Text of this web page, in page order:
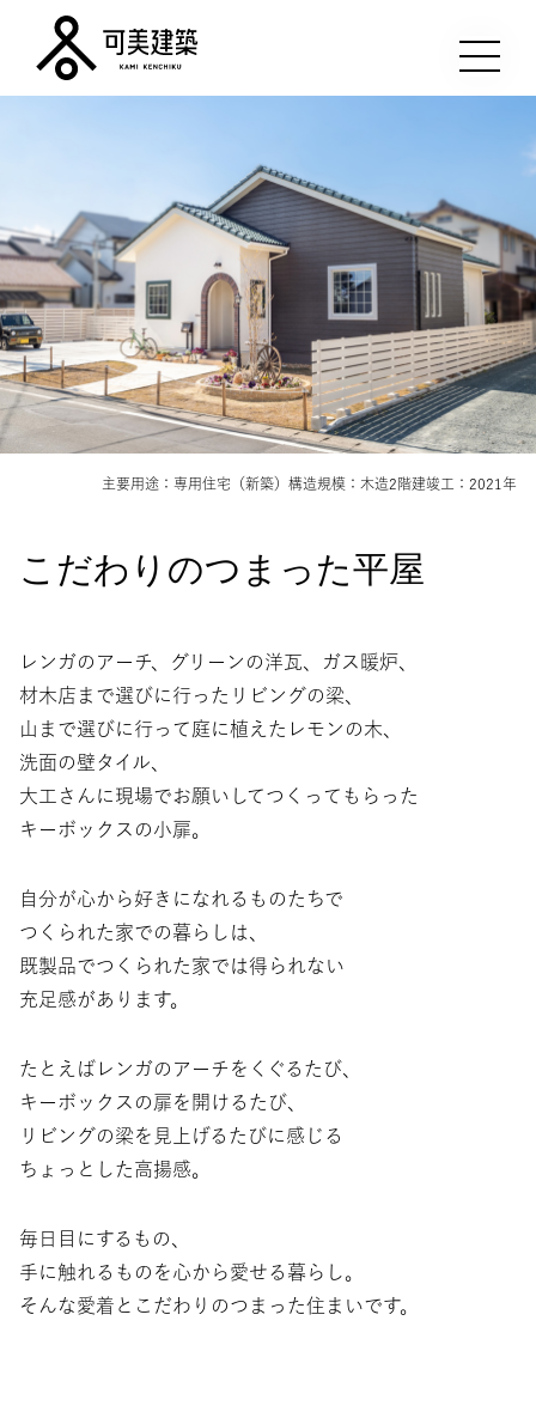
主要用途：専用住宅（新築） 構造規模：木造2階建竣工：2021年
こだわりのつまった平屋
レンガのアーチ、グリーンの洋瓦、ガス暖炉、
材木店まで選びに行ったリビングの梁、
山まで選びに行って庭に植えたレモンの木、
洗面の壁タイル、
大工さんに現場でお願いしてつくってもらった
キーボックスの小扉。
自分が心から好きになれるものたちで
つくられた家での暮らしは、
既製品でつくられた家では得られない
充足感があります。
たとえばレンガのアーチをくぐるたび、
キーボックスの扉を開けるたび、
リビングの梁を見上げるたびに感じる
ちょっとした高揚感。
毎日目にするもの、
手に触れるものを心から愛せる暮らし。
そんな愛着とこだわりのつまった住まいです。